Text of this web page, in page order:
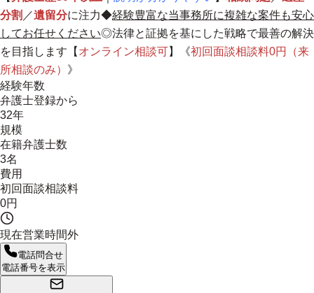
分割 ／遺留分に注力◆経験豊富な当事務所に複雑な案件も安心
してお任せください◎法律と証拠を基にした戦略で最善の解決
を目指します【 オンライン相談可】《初回面談相談料0円（来
所相談のみ） 》
経験年数
弁護士登録から
32年
規模
在籍弁護士数
3名
費用
初回面談相談料
0円
現在営業時間外
電話問合せ
電話番号を表示